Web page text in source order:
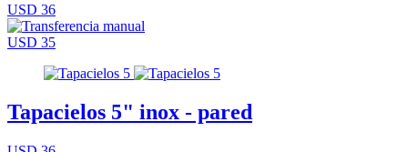
USD 36
USD 35
Tapacielos 5" inox - pared